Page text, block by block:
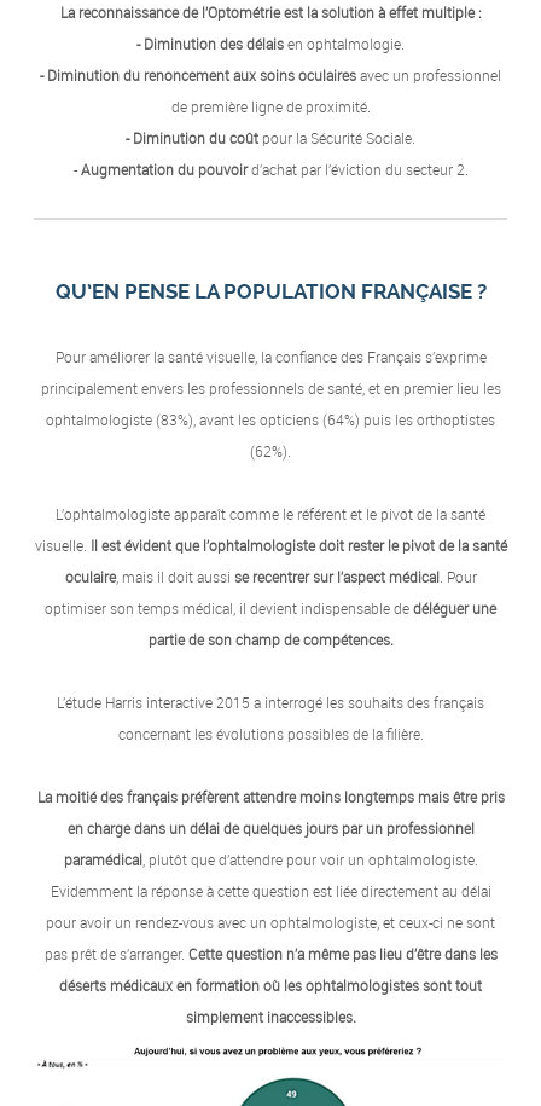
La reconnaissance de l’Optométrie est la solution à effet multiple :
- Diminution des délaisen ophtalmologie.
- Diminution du renoncement aux soins oculairesavec un professionnel
de première ligne de proximité.
- Diminution du coût pour la Sécurité Sociale.
- Augmentation du pouvoird’achat par l’éviction du secteur 2.
QU’EN PENSE LA POPULATION FRANÇAISE ?
Pour améliorer la santé visuelle, la confiance des Français s’exprime
principalement envers les professionnels de santé, et en premier lieu les
ophtalmologiste (83%), avant les opticiens (64%) puis les orthoptistes
(62%).
L’ophtalmologiste apparaît comme le référent et le pivot de la santé
visuelle. Il est évident que l’ophtalmologiste doit rester le pivot de la santé
oculaire, mais il doit aussi se recentrer sur l’aspect médical. Pour
optimiser son temps médical, il devient indispensable dedéléguer une
partie de son champ de compétences.
L’étude Harris interactive 2015 a interrogé les souhaits des français
concernant les évolutions possibles de la filière.
La moitié des français préfèrent attendre moins longtemps mais être pris
en charge dans un délai de quelques jours par un professionnel
paramédical, plutôt que d’attendre pour voir un ophtalmologiste.
Evidemment la réponse à cette question est liée directement au délai
pour avoir un rendez-vous avec un ophtalmologiste, et ceux-ci ne sont
pas prêt de s’arranger. Cette question n’a même pas lieu d’être dans les
déserts médicaux en formationoù les ophtalmologistes sont tout
simplement inaccessibles.